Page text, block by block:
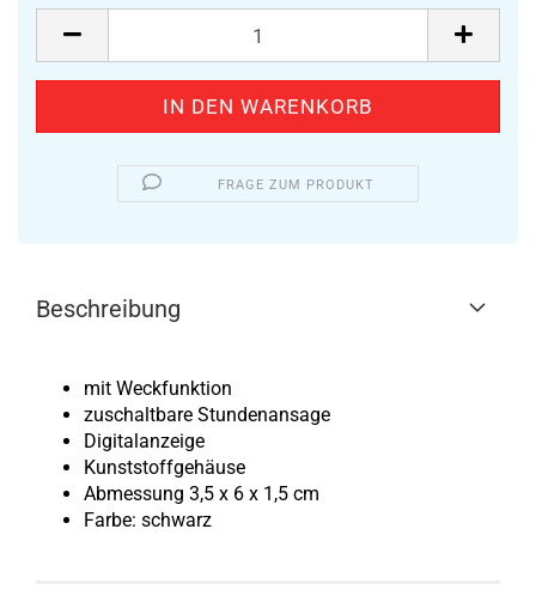
FRAGE ZUM PRODUKT
Beschreibung
mit Weckfunktion
zuschaltbare Stundenansage
Digitalanzeige
Kunststoffgehäuse
Abmessung 3,5 x 6 x 1,5 cm
Farbe: schwarz